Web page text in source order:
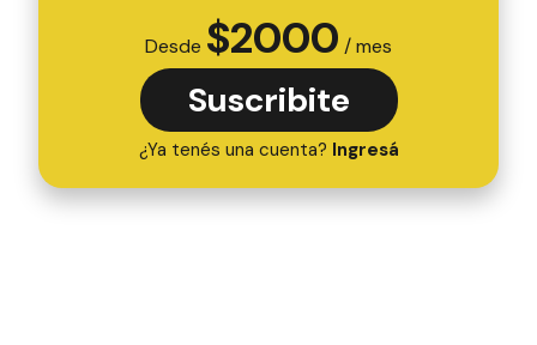
Desde $2000 / mes
Suscribite
¿Ya tenés una cuenta? Ingresá